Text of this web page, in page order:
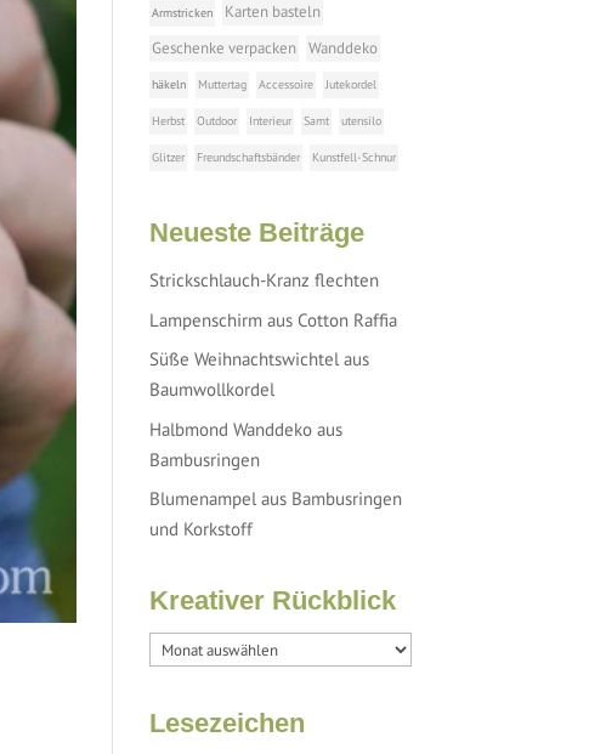
Armstricken
Karten basteln
Geschenke verpacken
Wanddeko
häkeln Muttertag Accessoire Jutekordel
Herbst Outdoor Interieur Samt utensilo
Glitzer Freundschaftsbänder Kunstfell-Schnur
Neueste Beiträge
Strickschlauch-Kranz flechten
Lampenschirm aus Cotton Raffia
Süße Weihnachtswichtel aus
Baumwollkordel
Halbmond Wanddeko aus
Bambusringen
Blumenampel aus Bambusringen
und Korkstoff
Kreativer Rückblick
Lesezeichen